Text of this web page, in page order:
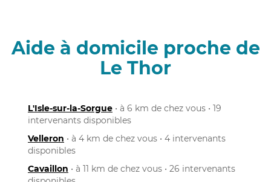
Aide à domicile proche de
Le Thor
L'Isle-sur-la-Sorgue • à 6 km de chez vous • 19
intervenants disponibles
Velleron • à 4 km de chez vous • 4 intervenants
disponibles
Cavaillon • à 11 km de chez vous • 26 intervenants